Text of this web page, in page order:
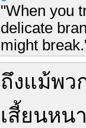
"When you
delicate
might
ถึงแม้พว
เสี้ยนหน